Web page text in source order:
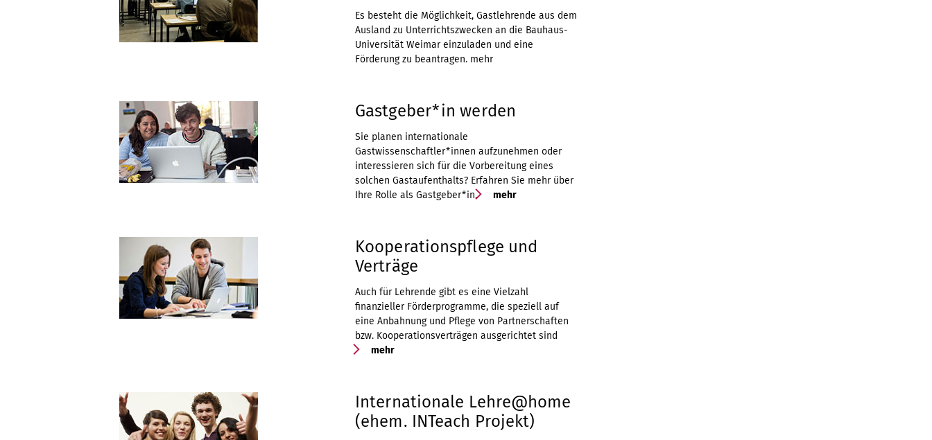
Es besteht die Möglichkeit, Gastlehrende aus dem
Ausland zu Unterrichtszwecken an die Bauhaus-
Universität Weimar einzuladen und eine
Förderung zu beantragen. mehr
Gastgeber*in werden
Sie planen internationale
Gastwissenschaftler*innen aufzunehmen oder
interessieren sich für die Vorbereitung eines
solchen Gastaufenthalts? Erfahren Sie mehr über
Ihre Rolle als Gastgeber*in.
mehr
Kooperationspflege und
Verträge
Auch für Lehrende gibt es eine Vielzahl
finanzieller Förderprogramme, die speziell auf
eine Anbahnung und Pflege von Partnerschaften
bzw. Kooperationsverträgen ausgerichtet sind
mehr
Internationale Lehre@home
(ehem. INTeach Projekt)